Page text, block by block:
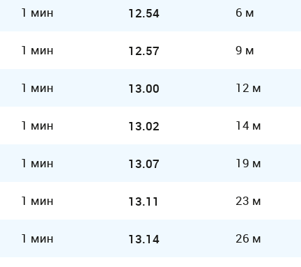
1 мин 12.54 6 м
1 мин 12.57 9 м
1 мин 13.00 12 м
1 мин 13.02 14 м
1 мин 13.07 19 м
1 мин 13.11 23 м
1 мин 13.14 26 м